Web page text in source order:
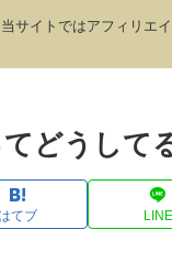
サイトではアフィリエイ
どうして
てブ LINE